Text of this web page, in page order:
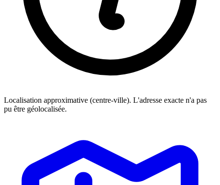
Localisation approximative (centre-ville). L'adresse exacte n'a pas
pu être géolocalisée.